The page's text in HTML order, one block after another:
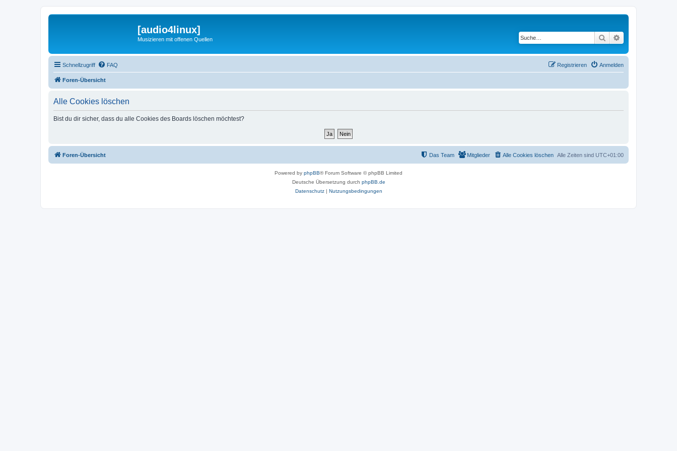
[audio4linux]
Musizieren mit offenen Quellen Suche
Schnellzugriff FAQ Anmelden
Registrieren
Foren-Übersicht
Alle Cookies löschen
Bist du dir sicher, dass du alle Cookies des Boards löschen möchtest?
Foren-Übersicht Alle Zeiten sind UTC+01:00
Alle Cookies löschen
Mitglieder
Das Team
Powered by phpBB® Forum Software © phpBB Limited
Deutsche Übersetzung durch phpBB.de
Datenschutz| Nutzungsbedingungen